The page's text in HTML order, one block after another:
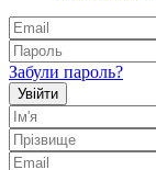
Забули пароль?
Увійти